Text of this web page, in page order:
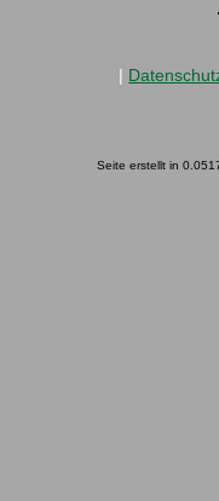
|
Seite erstellt in